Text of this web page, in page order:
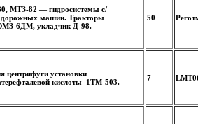
МТЗ-82 — гидросистемы с/
дорожных машин. Тракторы
6ДМ, укладчик Д-98.
50
центрифуги установки
терефталевой кислоты 1TM-503. 7